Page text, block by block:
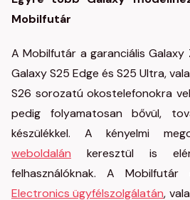
Mobilfutár
A Mobilfutár a garanciális Galaxy
Galaxy S25 Edge és S25 Ultra,
S26 sorozatú okostelefonokra
pedig folyamatosan bővül,
készülékkel. A kényelmi
weboldalán keresztül is
felhasználóknak. A
Electronics ügyfélszolgálatán,